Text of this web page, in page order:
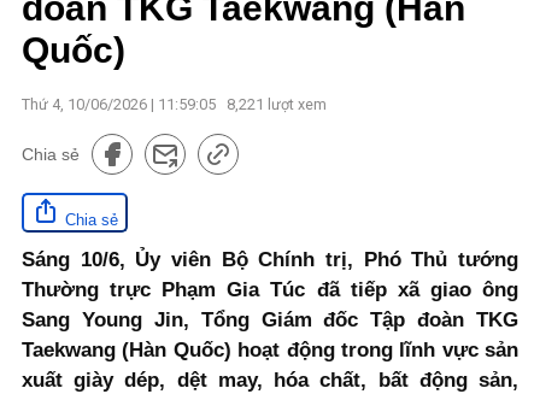
đoàn TKG Taekwang (Hàn
Quốc)
Thứ 4, 10/06/2026 | 11:59:05 8,221 lượt xem
Chia sẻ
Chia sẻ
Sáng 10/6, Ủy viên Bộ Chính trị, Phó Thủ tướng
Thường trực Phạm Gia Túc đã tiếp xã giao ông
Sang Young Jin, Tổng Giám đốc Tập đoàn TKG
Taekwang (Hàn Quốc) hoạt động trong lĩnh vực sản
xuất giày dép, dệt may, hóa chất, bất động sản,